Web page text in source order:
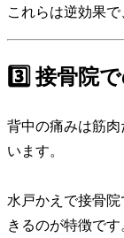
これらは逆効果
3️⃣ 接骨院
背中の痛みは筋
います。
水戸かえで接骨
きるのが特徴です